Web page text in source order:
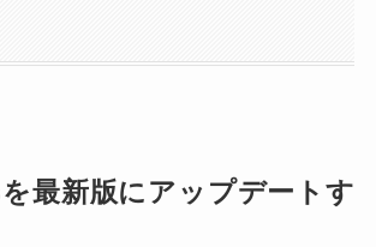
最新版にアップデートす